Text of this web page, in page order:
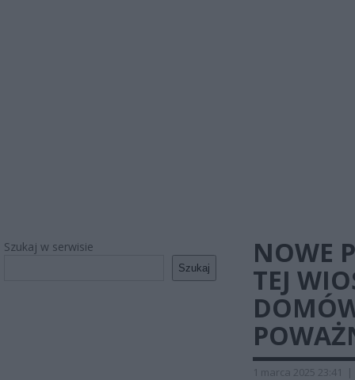
Szukaj w serwisie
Szukaj
NOWE
TEJ
1 marca 2025 23:41 |